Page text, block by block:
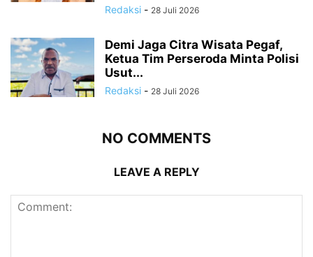
Redaksi - 28 Juli 2026
Demi Jaga Citra Wisata Pegaf,
Ketua Tim Perseroda Minta Polisi
Usut...
Redaksi - 28 Juli 2026
NO COMMENTS
LEAVE A REPLY